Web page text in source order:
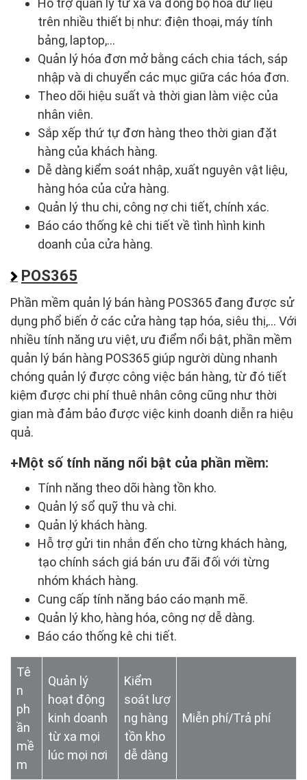
Hỗ trợ quản lý từ xa và đồng bộ hóa dữ liệu
trên nhiều thiết bị như: điện thoại, máy tính
bảng, laptop,...
Quản lý hóa đơn mở bằng cách chia tách, sáp
nhập và di chuyển các mục giữa các hóa đơn.
Theo dõi hiệu suất và thời gian làm việc của
nhân viên.
Sắp xếp thứ tự đơn hàng theo thời gian đặt
hàng của khách hàng.
Dễ dàng kiểm soát nhập, xuất nguyên vật liệu,
hàng hóa của cửa hàng.
Quản lý thu chi, công nợ chi tiết, chính xác.
Báo cáo thống kê chi tiết về tình hình kinh
doanh của cửa hàng.
POS365
Phần mềm quản lý bán hàng POS365 đang được sử
dụng phổ biến ở các cửa hàng tạp hóa, siêu thị,... Với
nhiều tính năng ưu việt, ưu điểm nổi bật, phần mềm
quản lý bán hàng POS365 giúp người dùng nhanh
chóng quản lý được công việc bán hàng, từ đó tiết
kiệm được chi phí thuê nhân công cũng như thời
gian mà đảm bảo được việc kinh doanh diễn ra hiệu
quả.
Một số tính năng nổi bật của phần mềm:
Tính năng theo dõi hàng tồn kho.
Quản lý sổ quỹ thu và chi.
Quản lý khách hàng.
Hỗ trợ gửi tin nhắn đến cho từng khách hàng,
tạo chính sách giá bán ưu đãi đối với từng
nhóm khách hàng.
Cung cấp tính năng báo cáo mạnh mẽ.
Quản lý kho, hàng hóa, công nợ dễ dàng.
Báo cáo thống kê chi tiết.
Tê
n
ph
ần
mề
m
Quản lý
hoạt động
kinh doanh
từ xa mọi
lúc mọi nơi
Kiểm
soát lượ
ng hàng
tồn kho
dễ dàng
Miễn phí/Trả phí